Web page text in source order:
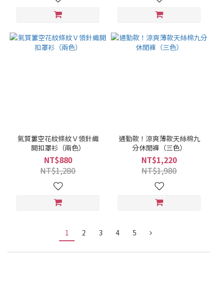
氣質簍空花紋條紋Ｖ領針織
開扣罩衫（兩色）
NT$880
NT$1,280
通勤款！涼爽薄款天絲棉九
分休閒褲（三色）
NT$1,220
NT$1,980
1 2 3 4 5